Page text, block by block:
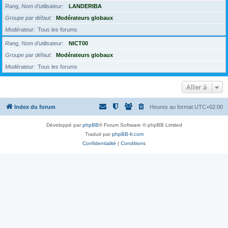
Rang, Nom d’utilisateur
LANDERIBA
Groupe par défaut
Modérateurs globaux
Modérateur
Tous les forums
Rang, Nom d’utilisateur
NICT00
Groupe par défaut
Modérateurs globaux
Modérateur
Tous les forums
Aller à
Index du forum Heures au format UTC+02:00
Développé parphpBB® Forum Software © phpBB Limited
Traduit parphpBB-fr.com
Confidentialité | Conditions